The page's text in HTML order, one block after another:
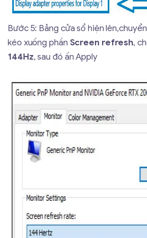
Bước 5: Bảng cửa sổ hiện
kéo xuống phần Screen refresh,
144Hz, sau đó ấn Apply